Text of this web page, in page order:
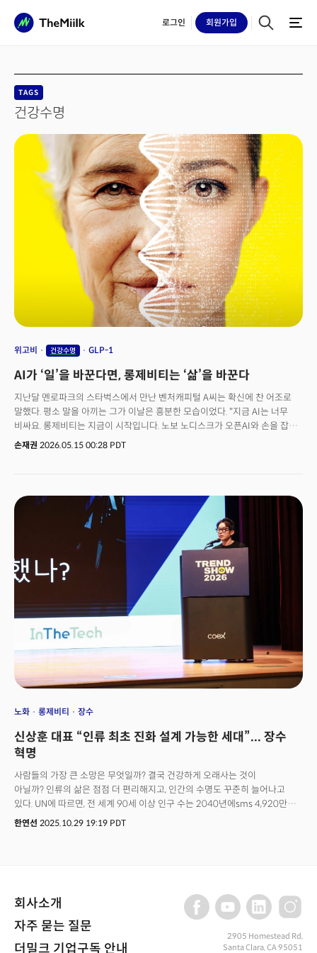
로그인 회원가입
TAGS
건강수명
위고비 건강수명 GLP-1
AI가 ‘일’을 바꾼다면, 롱제비티는 ‘삶’을 바꾼다
지난달 멘로파크의 스타벅스에서 만난 벤처캐피털 A씨는 확신에 찬 어조로
말했다. 평소 말을 아끼는 그가 이날은 흥분한 모습이었다. "지금 AI는 너무
비싸요. 롱제비티는 지금이 시작입니다. 노보 노디스크가 오픈AI와 손을 잡은
것이 신호입니다. 인류가 의학을 다루는 방식 전체가 바뀌고 있어요."지난
빠르게 자라고 있었다.그 이름이 롱제비티(Longevity)다. 한국어로 '장수'로
옮기면 어색하다. 정확히 풀면 '건강하게 오래 사는 삶을 어떻게 과학적으로
설계할 것인가'에 대한 모든 영역의 총합을 의미하기 때문이다.실리콘밸리의
자본 흐름이 이를 증명한다. 글로벌 시장조사기관 통계에 따르면 롱제비티
분야 글로벌 투자 규모는 2020년 약 10억 달러 수준에서 2025년 50억
달러를 넘어섰다. 5년 만에 5배 성장이다. 알토스랩스(Altos Labs)는 30억
달러 시드 라운드라는 전례 없는 규모로 출발했고, 제프 베이조스와 유리
밀너가 투자자로 참여했다. 샘 올트먼은 별도로 레트로 바이오사이언스(Retro
Biosciences)에 1억 8000만 달러를 투자했다. 이 회사의 목표는 인간 수명
10년 연장이다. 구글의 칼리코(Calico)는 이미 10년 넘게 노화 연구에 수십억
달러를 투입해 왔다.이 흐름이 얼마나 진지한지를 단적으로 보여주는 말이
있다. 뉴욕대 스턴 경영대학원 교수인 스콧 갤러웨이는 최근 한 팟캐스트에서
이렇게 말했다."AI와 GLP-1 중 하나를 포기해야 한다면, 나는 AI를
포기하겠습니다."매년 자신의 '올해의 기술'을 선정해온 그는 2024년에 AI를
GLP-1이라는 답이었다. 갤러웨이가 AI 회의론자라서 그런 말을 한 것이
담그고 있는 투자자다. 그런 그가 "주주가치 관점에서나 인류의 삶을 바꾼다는
관점에서나 AI보다 GLP-1이 더 중요하다"고 단언했다. 그의 논리는 명확하다.
회사가 시장을 독점하기 어렵지만, GLP-1은 명확한 임상 데이터와 환자
경험으로 차별적 가치를 만들어내고 있다는 것이다.이 한 문장이 지금
실리콘밸리에서 일어나고 있는 가장 조용한, 그러나 가장 거대한 지각변동을
압축한다. AI 다음 베팅이 어디로 향하는지에 대한 답이기도 하다.👉
손재권 2026.05.15 00:28 PDT
노화 롱제비티 장수
신상훈 대표 “인류 최초 진화 설계 가능한 세대”... 장수
혁명
사람들의 가장 큰 소망은 무엇일까? 결국 건강하게 오래사는 것이
아닐까? 인류의 삶은 점점 더 편리해지고, 인간의 수명도 꾸준히 늘어나고
있다. UN에 따르면, 전 세계 90세 이상 인구 수는 2040년에sms 4,920만명,
2070년에는 1억 4,390만 명으로 급증할 전망이다.그러나, 오래 사는
것으로 예측된다.우리가 지금껏 알고 있던 '노화의 상식'이 틀렸을지도 모른다.
늙고 병들어 죽는 과정을 운명처럼 받아들여야 한다는 믿음 말이다. 이제
인류는 노화를 조절 가능한 의학적 현상, 나아가 극복 가능한 생물학적 도전
과제로 바라보기 시작했다.바로 지금, ‘장수 혁명’이 막 시작되고 있다. . 더밀크
한연선 2025.10.29 19:19 PDT
회사소개
자주 묻는 질문
더밀크 기업구독 안내
2905 Homestead Rd,
Santa Clara, CA 95051